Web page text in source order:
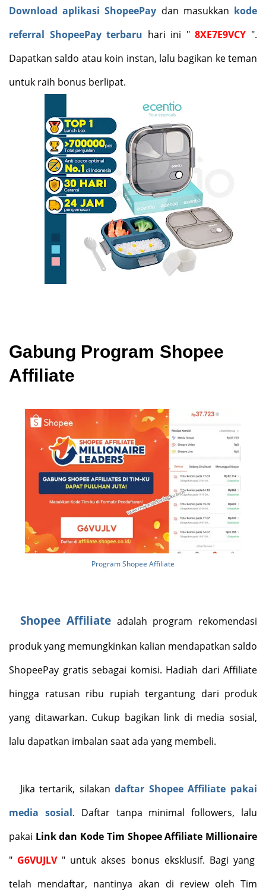
Download aplikasi ShopeePay dan masukkan kode
referral ShopeePay terbaru hari ini " 8XE7E9VCY ".
Dapatkan saldo atau koin instan, lalu bagikan ke teman
untuk raih bonus berlipat.
Gabung Program Shopee
Affiliate
Program Shopee Affiliate
Shopee Affiliate adalah program rekomendasi
produk yang memungkinkan kalian mendapatkan saldo
ShopeePay gratis sebagai komisi. Hadiah dari Affiliate
hingga ratusan ribu rupiah tergantung dari produk
yang ditawarkan. Cukup bagikan link di media sosial,
lalu dapatkan imbalan saat ada yang membeli.
Jika tertarik, silakandaftar Shopee Affiliate pakai
media sosial. Daftar tanpa minimal followers, lalu
pakai Link dan Kode Tim Shopee Affiliate Millionaire
" G6VUJLV " untuk akses bonus eksklusif. Bagi yang
telah mendaftar, nantinya akan di review oleh Tim